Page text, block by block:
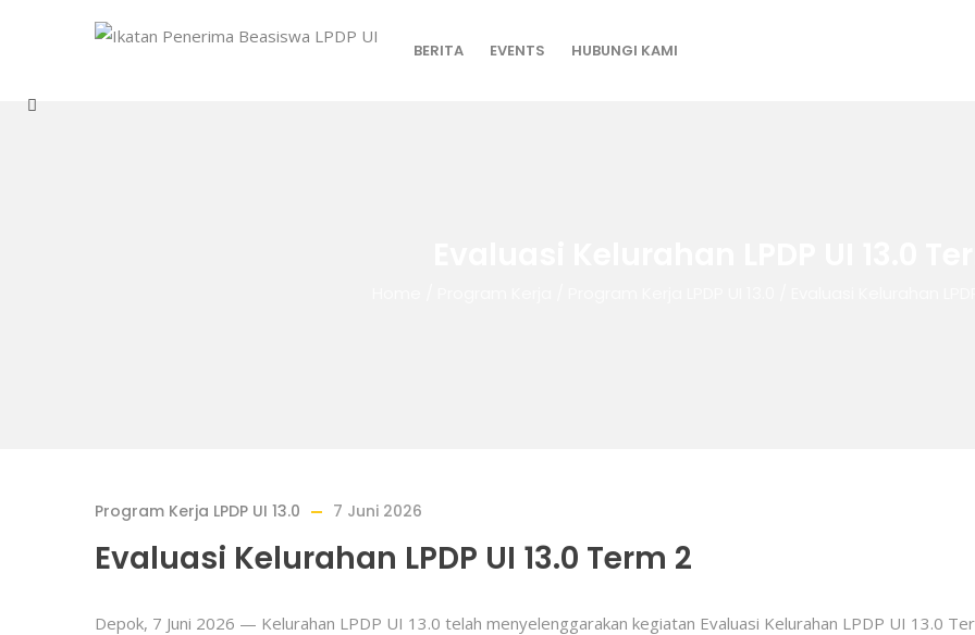
BERITA EVENTS HUBUNGI KAMI
Program Kerja LPDP UI 13.0 7 Juni 2026
Evaluasi Kelurahan LPDP UI 13.0 Term 2
Depok, 7 Juni 2026 — Kelurahan LPDP UI 13.0 telah menyelenggarakan kegiatan Evaluasi Kelurahan LPDP UI 13.0